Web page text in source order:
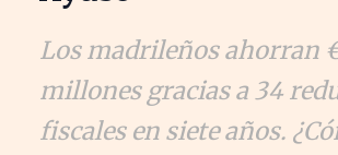
Los madrileños ahorran
millones gracias a 34
fiscales en siete años.